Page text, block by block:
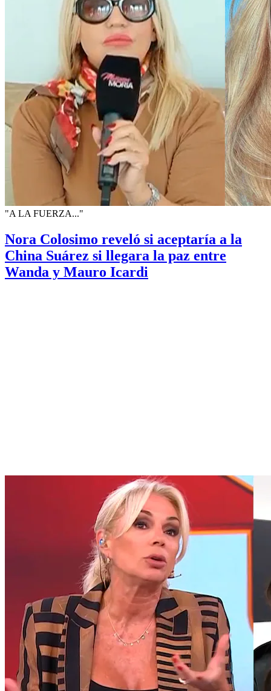
"A LA FUERZA..."
Nora Colosimo reveló si aceptaría a la
China Suárez si llegara la paz entre
Wanda y Mauro Icardi